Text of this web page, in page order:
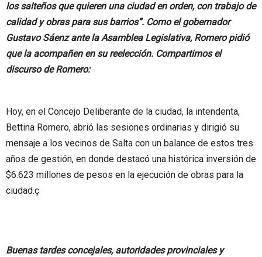
los salteños que quieren una ciudad en orden, con trabajo de
calidad y obras para sus barrios”. Como el gobernador
Gustavo Sáenz ante la Asamblea Legislativa, Romero pidió
que la acompañen en su reelección. Compartimos el
discurso de Romero:
Hoy, en el Concejo Deliberante de la ciudad, la intendenta,
Bettina Romero, abrió las sesiones ordinarias y dirigió su
mensaje a los vecinos de Salta con un balance de estos tres
años de gestión, en donde destacó una histórica inversión de
$6.623 millones de pesos en la ejecución de obras para la
ciudad.ç
Buenas tardes concejales, autoridades provinciales y